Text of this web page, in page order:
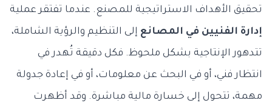
تحقيق الأهداف الاستراتيجية للمصنع. عندما تفتقر عملية
إدارة الفنيين في المصانع إلى التنظيم والرؤية الشاملة،
تتدهور الإنتاجية بشكل ملحوظ. فكل دقيقة تُهدر في
انتظار فني، أو في البحث عن معلومات، أو في إعادة جدولة
مهمة، تتحول إلى خسارة مالية مباشرة. وقد أظهرت